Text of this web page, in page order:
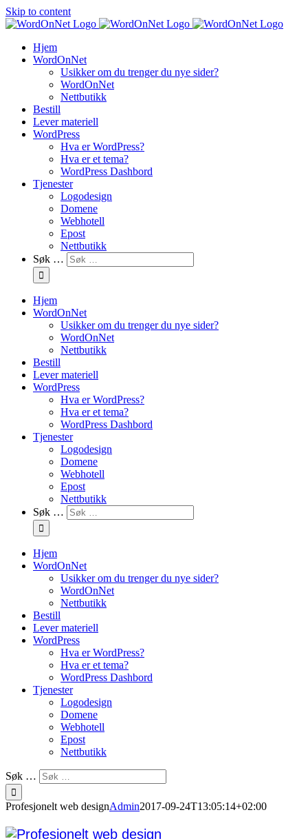
Skip to content
Hjem
WordOnNet
Usikker om du trenger du nye sider?
WordOnNet
Nettbutikk
Bestill
Lever materiell
WordPress
Hva er WordPress?
Hva er et tema?
WordPress Dashbord
Tjenester
Logodesign
Domene
Webhotell
Epost
Nettbutikk
Søk …
Hjem
WordOnNet
Usikker om du trenger du nye sider?
WordOnNet
Nettbutikk
Bestill
Lever materiell
WordPress
Hva er WordPress?
Hva er et tema?
WordPress Dashbord
Tjenester
Logodesign
Domene
Webhotell
Epost
Nettbutikk
Søk …
Hjem
WordOnNet
Usikker om du trenger du nye sider?
WordOnNet
Nettbutikk
Bestill
Lever materiell
WordPress
Hva er WordPress?
Hva er et tema?
WordPress Dashbord
Tjenester
Logodesign
Domene
Webhotell
Epost
Nettbutikk
Søk …
Profesjonelt web designAdmin2017-09-24T13:05:14+02:00